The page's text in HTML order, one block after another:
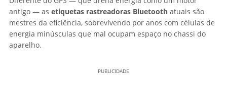
antigo — as etiquetas rastreadoras Bluetooth atuais são
mestres da eficiência, sobrevivendo por anos com células de
energia minúsculas que mal ocupam espaço no chassi do
aparelho.
PUBLICIDADE